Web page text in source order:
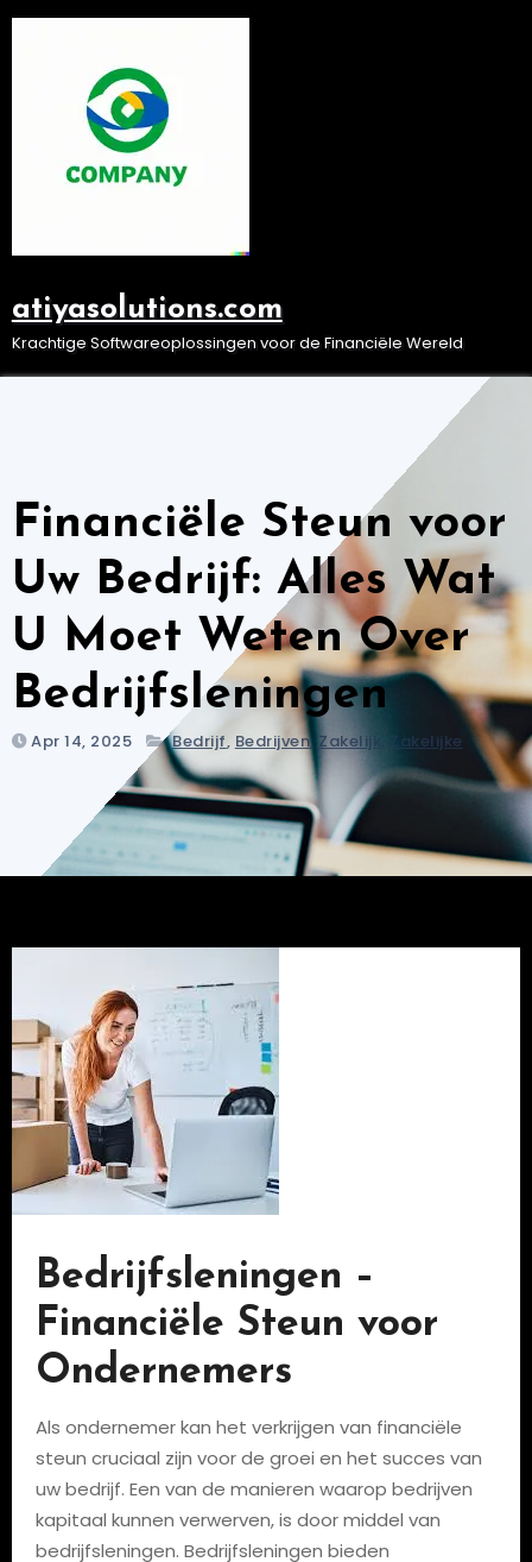
Ga
atiyasolutions.com
Krachtige Softwareoplossingen voor de Financiële Wereld
Financiële Steun voor
Uw Bedrijf: Alles Wat
U Moet Weten Over
Bedrijfsleningen
Apr 14, 2025 Bedrijf, Bedrijven, Zakelijk Zakelijke
Bedrijfsleningen –
Financiële Steun voor
Ondernemers
Als ondernemer kan het verkrijgen van financiële
steun cruciaal zijn voor de groei en het succes van
uw bedrijf. Een van de manieren waarop bedrijven
kapitaal kunnen verwerven, is door middel van
bedrijfsleningen. Bedrijfsleningen bieden